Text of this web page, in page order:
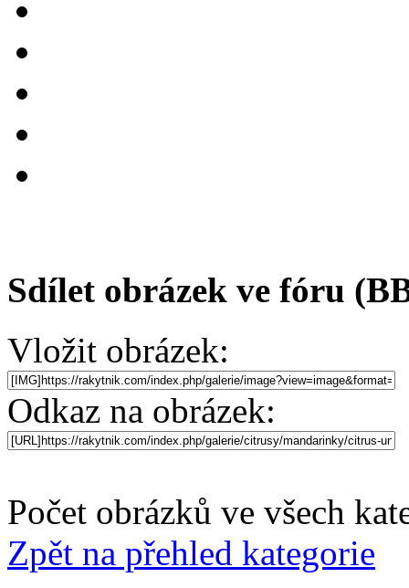
Sdílet obrázek ve fóru
Vložit obrázek:
Odkaz na obrázek:
Počet obrázků ve všech
Zpět na přehled kategorie